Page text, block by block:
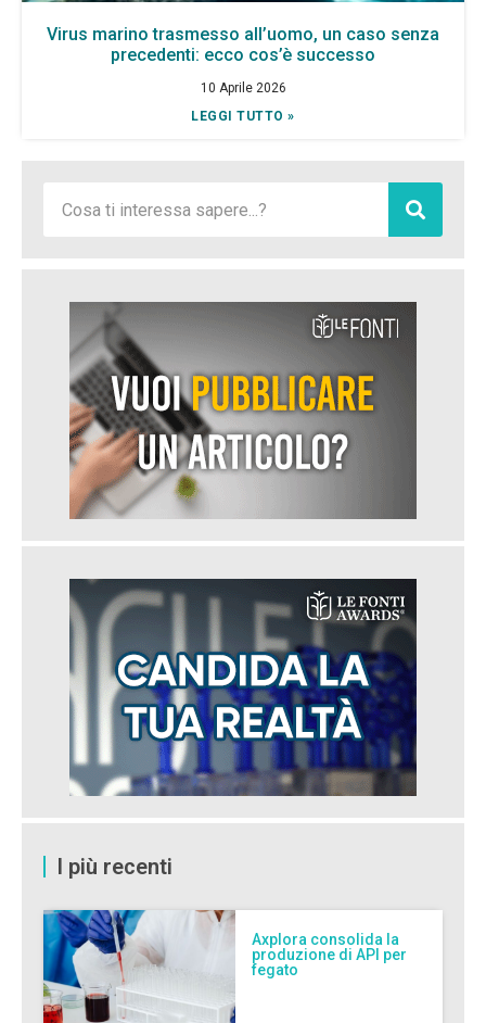
Virus marino trasmesso all’uomo, un caso senza
precedenti: ecco cos’è successo
10 Aprile 2026
LEGGI TUTTO »
I più recenti
Axplora consolida la
produzione di API per
fegato